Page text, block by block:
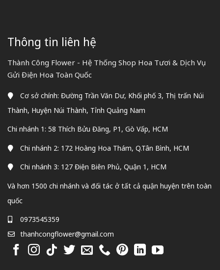
Thông tin liên hệ
Thành Công Flower - Hệ Thống Shop Hoa Tươi & Dịch Vụ
Gửi Điện Hoa Toàn Quốc
Cơ sở chính: Đường Trần Văn Dư, Khối phố 3, Thị trấn Núi
Thành, Huyện Núi Thành, Tỉnh Quảng Nam
Chi nhánh 1: 58 Thích Bửu Đăng, P1, Gò Vấp, HCM
Chi nhánh 2: 172 Hoàng Hoa Thám, Q.Tân Bình, HCM
Chi nhánh 3: 127 Điện Biên Phủ, Quận 1, HCM
Và hơn 1500 chi nhánh và đối tác ở tất cả quận huyện trên toàn
quốc
0973545359
thanhcongflower@gmail.com